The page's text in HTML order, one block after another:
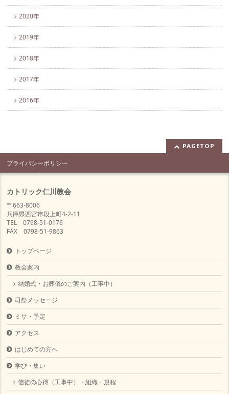
2020年
2019年
2018年
2017年
2016年
PAGETOP
プライバシーポリシー
カトリック仁川教会
〒663-8006
兵庫県西宮市段上町4-2-11
TEL 0798-51-0176
FAX 0798-51-9863
トップページ
教会案内
結婚式・お葬儀のご案内（工事中）
司祭メッセージ
ミサ・予定
アクセス
はじめての方へ
学び・集い
信徒の心得（工事中）・組織・規程